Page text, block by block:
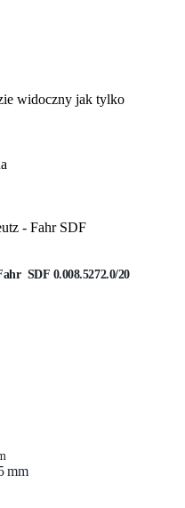
widoczny jak tylko
SDF 0.008.5272.0/20
mm